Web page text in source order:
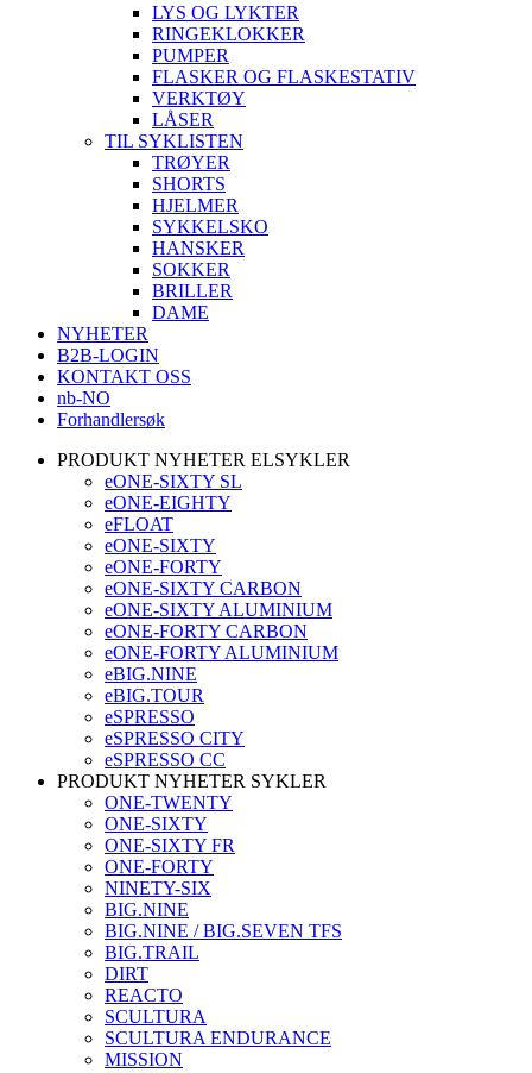
LYS OG LYKTER
RINGEKLOKKER
PUMPER
FLASKER OG FLASKESTATIV
VERKTØY
LÅSER
TIL SYKLISTEN
TRØYER
SHORTS
HJELMER
SYKKELSKO
HANSKER
SOKKER
BRILLER
DAME
NYHETER
B2B-LOGIN
KONTAKT OSS
nb-NO
Forhandlersøk
PRODUKT NYHETER ELSYKLER
eONE-SIXTY SL
eONE-EIGHTY
eFLOAT
eONE-SIXTY
eONE-FORTY
eONE-SIXTY CARBON
eONE-SIXTY ALUMINIUM
eONE-FORTY CARBON
eONE-FORTY ALUMINIUM
eBIG.NINE
eBIG.TOUR
eSPRESSO
eSPRESSO CITY
eSPRESSO CC
PRODUKT NYHETER SYKLER
ONE-TWENTY
ONE-SIXTY
ONE-SIXTY FR
ONE-FORTY
NINETY-SIX
BIG.NINE
BIG.NINE / BIG.SEVEN TFS
BIG.TRAIL
DIRT
REACTO
SCULTURA
SCULTURA ENDURANCE
MISSION